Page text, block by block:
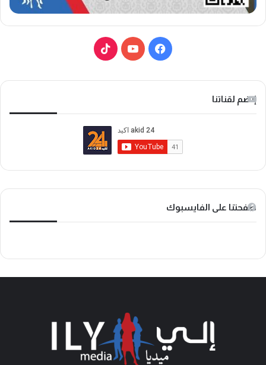
ف
و
ك
و
ب
T
o
k
إنضم لقناتنا
صفحتنا على الفايسبوك